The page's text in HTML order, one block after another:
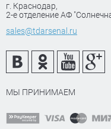
г. Краснодар,
2-е отделение АФ
sales@tdarsenal.ru
МЫ ПРИНИМАЕМ